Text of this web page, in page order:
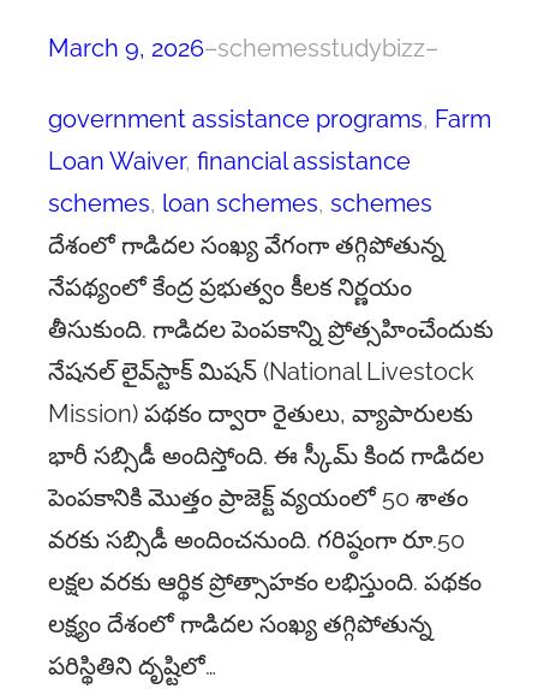
March 9, 2026–schemesstudybizz–
government assistance programs, Farm
Loan Waiver, financial assistance
schemes, loan schemes, schemes
దేశంలో గాడిదల సంఖ్య వేగంగా తగ్గిపోతున్న
నేపథ్యంలో కేంద్ర ప్రభుత్వం కీలక నిర్ణయం
తీసుకుంది. గాడిదల పెంపకాన్ని ప్రోత్సహించేందుకు
నేషనల్ లైవ్‌స్టాక్ మిషన్ (National Livestock
Mission) పథకం ద్వారా రైతులు, వ్యాపారులకు
భారీ సబ్సిడీ అందిస్తోంది. ఈ స్కీమ్ కింద గాడిదల
పెంపకానికి మొత్తం ప్రాజెక్ట్ వ్యయంలో 50 శాతం
వరకు సబ్సిడీ అందించనుంది. గరిష్ఠంగా రూ.50
లక్షల వరకు ఆర్థిక ప్రోత్సాహకం లభిస్తుంది. పథకం
లక్ష్యం దేశంలో గాడిదల సంఖ్య తగ్గిపోతున్న
పరిస్థితిని దృష్టిలో…